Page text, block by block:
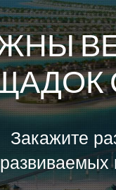
Закажите
развиваемых